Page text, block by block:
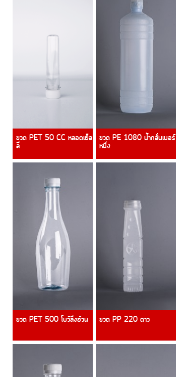
ขวด PET 50 CC หลอดเย็ล
ลี่
ขวด PE 1080 น้ำกลั่นเบอร์
หนึ่ง
ขวด PET 500 โบว์ลิ่งอ้วน ขวด PP 220 ดาว